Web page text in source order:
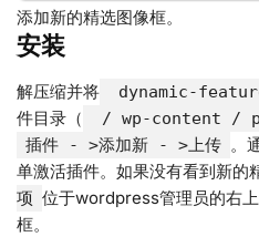
添加新的精选图像框。
安装
解压缩并将 dynamic-
件目录（
/ wp-content /
插件 - >添加新 - >上传 。
单激活插件。如果没有看到新的
项 位于wordpress管理员的右
框。